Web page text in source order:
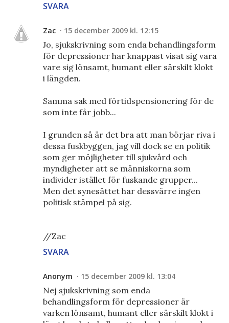
SVARA
Zac 15 december 2009 kl. 12:15
Jo, sjukskrivning som enda behandlingsform
för depressioner har knappast visat sig vara
vare sig lönsamt, humant eller särskilt klokt
i längden.
Samma sak med förtidspensionering för de
som inte får jobb...
I grunden så är det bra att man börjar riva i
dessa fuskbyggen, jag vill dock se en politik
som ger möjligheter till sjukvård och
myndigheter att se människorna som
individer istället för fuskande grupper...
Men det synesättet har dessvärre ingen
politisk stämpel på sig.
//Zac
SVARA
Anonym 15 december 2009 kl. 13:04
Nej sjukskrivning som enda
behandlingsform för depressioner är
varken lönsamt, humant eller särskilt klokt i